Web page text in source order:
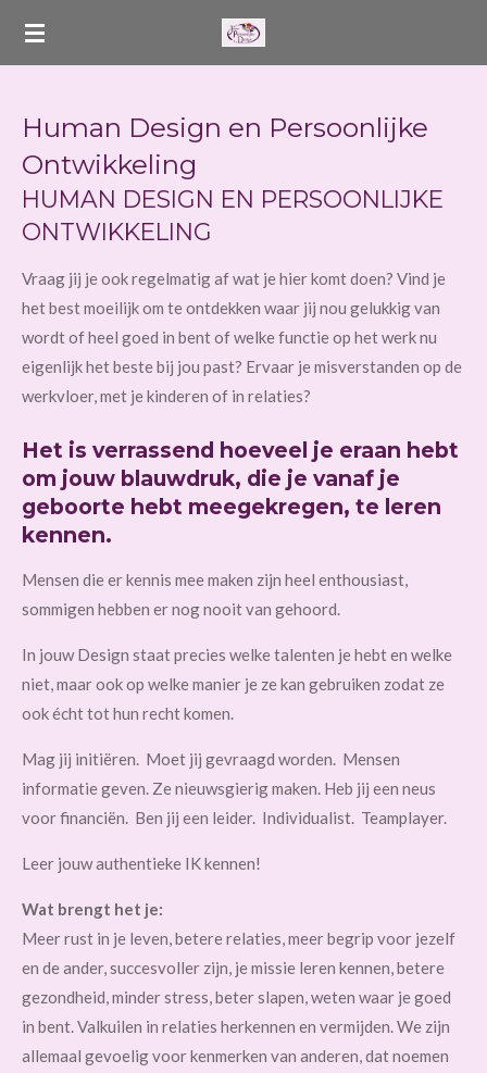
Ga
hoofdinhoud
Human Design en Persoonlijke
Ontwikkeling
HUMAN DESIGN EN PERSOONLIJKE
ONTWIKKELING
Vraag jij je ook regelmatig af wat je hier komt doen? Vind je
het best moeilijk om te ontdekken waar jij nou gelukkig van
wordt of heel goed in bent of welke functie op het werk nu
eigenlijk het beste bij jou past? Ervaar je misverstanden op de
werkvloer, met je kinderen of in relaties?
Het is verrassend hoeveel je eraan hebt
om jouw blauwdruk, die je vanaf je
geboorte hebt meegekregen, te leren
kennen.
Mensen die er kennis mee maken zijn heel enthousiast,
sommigen hebben er nog nooit van gehoord.
In jouw Design staat precies welke talenten je hebt en welke
niet, maar ook op welke manier je ze kan gebruiken zodat ze
ook écht tot hun recht komen.
Mag jij initiëren. Moet jij gevraagd worden. Mensen
informatie geven. Ze nieuwsgierig maken. Heb jij een neus
voor financiën. Ben jij een leider. Individualist. Teamplayer.
Leer jouw authentieke IK kennen!
Wat brengt het je:
Meer rust in je leven, betere relaties, meer begrip voor jezelf
en de ander, succesvoller zijn, je missie leren kennen, betere
gezondheid, minder stress, beter slapen, weten waar je goed
in bent. Valkuilen in relaties herkennen en vermijden. We zijn
allemaal gevoelig voor kenmerken van anderen, dat noemen